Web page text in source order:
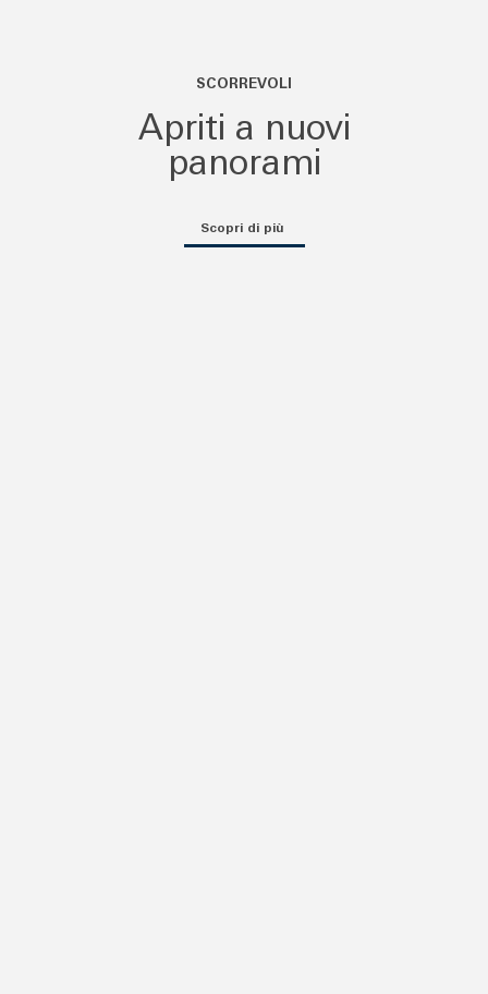
SCORREVOLI
Apriti a nuovi
panorami
Scopri di più